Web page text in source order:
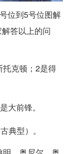
位到5号位图解
答以上的问
托克顿；2是得
大前锋。
典型）。